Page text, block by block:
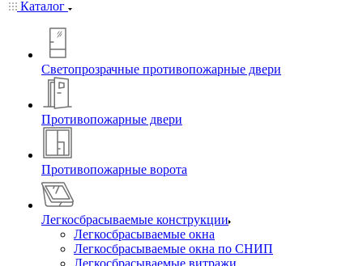
Каталог
Светопрозрачные противопожарные двери
Противопожарные двери
Противопожарные ворота
Легкосбрасываемые конструкции
Легкосбрасываемые окна
Легкосбрасываемые окна по СНИП
Легкосбрасываемые витражи